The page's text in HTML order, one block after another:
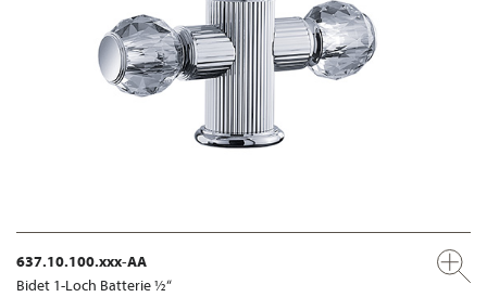
637.10.100.xxx-AA
Bidet 1-Loch Batterie ½“